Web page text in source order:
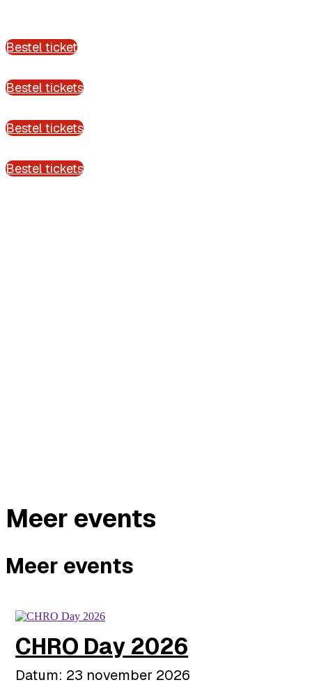
Bestel ticket
Bestel tickets
Bestel tickets
Bestel tickets
Meer events
Meer events
CHRO Day 2026
Datum: 23 november 2026